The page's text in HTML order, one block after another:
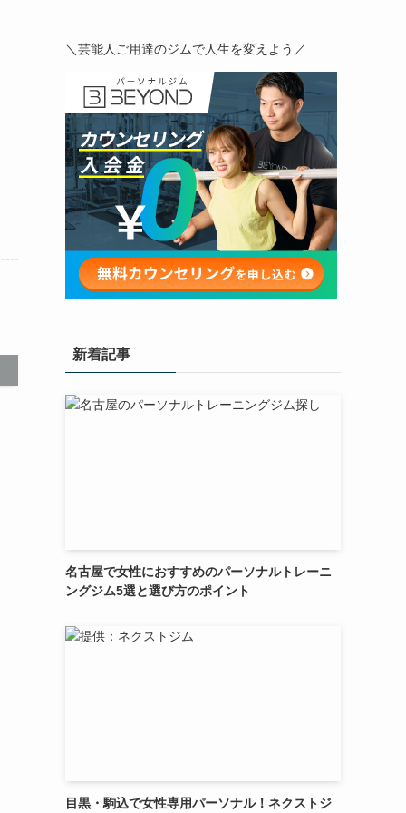
＼芸能人ご用達のジムで人生を変えよう／
新着記事
名古屋で女性におすすめのパーソナルトレーニ
ングジム5選と選び方のポイント
目黒・駒込で女性専用パーソナル！ネクストジ